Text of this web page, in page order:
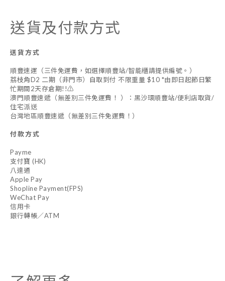
送貨及付款方式
送貨方式
順豐速運（三件免運費，如選擇順豐站/智能櫃請提供編號。）
荔枝角D2 二期（非門市）自取到付 不限重量 $10 *由即日起節日繁
忙期間2天存倉期!!⚠️
澳門順豐速遞（無差別三件免運費！ ）：黑沙環順豐站/便利店取貨/
住宅派送
台灣地區順豐速遞（無差別三件免運費！）
付款方式
Payme
支付寶 (HK)
八達通
Apple Pay
Shopline Payment(FPS)
WeChat Pay
信用卡
銀行轉帳／ATM